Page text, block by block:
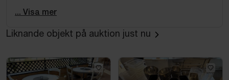
Div. Tavlor .
5 st bord 60x60 cm.
4 st runda bord 60 cm i diameter.
... Visa mer
Liknande objekt på auktion just nu